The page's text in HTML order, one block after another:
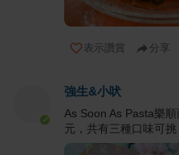
表示讚賞 分享
強生&小吠
As Soon As Pasta樂
元，共有三種口味可